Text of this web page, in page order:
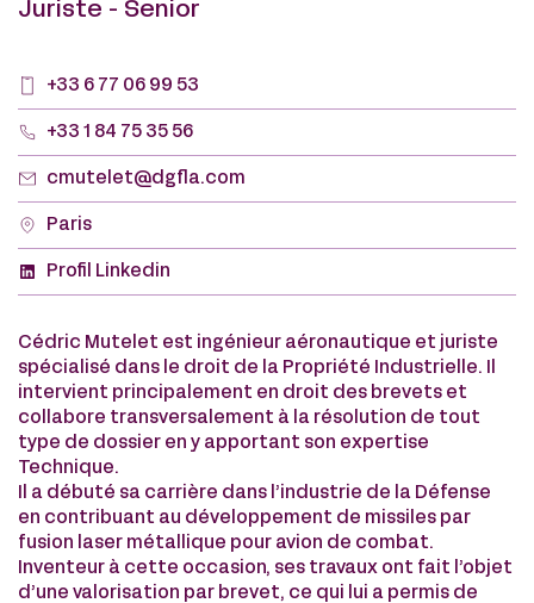
Juriste - Senior
+33 6 77 06 99 53
+33 1 84 75 35 56
cmutelet@dgfla.com
Paris
Profil Linkedin
Cédric Mutelet est ingénieur aéronautique et juriste
spécialisé dans le droit de la Propriété Industrielle. Il
intervient principalement en droit des brevets et
collabore transversalement à la résolution de tout
type de dossier en y apportant son expertise
Technique.
Il a débuté sa carrière dans l’industrie de la Défense
en contribuant au développement de missiles par
fusion laser métallique pour avion de combat.
Inventeur à cette occasion, ses travaux ont fait l’objet
d’une valorisation par brevet, ce qui lui a permis de